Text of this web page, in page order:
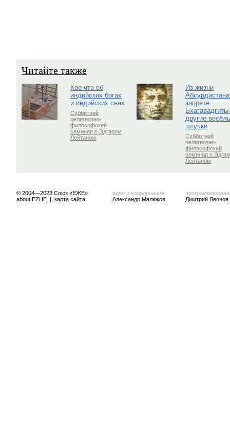
Читайте также
Кое-что об
индийских богах
и индийских снах
Субботний
религиозно-
философский
семинар с Эдгаром
Лейтаном
Из жизни
запрете
Бхагавадгиты
другие
штучки
Субботний
религиозно-
философский
семинар с
Лейтаном
© 2004—2023 Союз «ЕЖЕ»
about EZHE | карта сайта
идея и координация
Александр Малюков
Дмитрий Леонов